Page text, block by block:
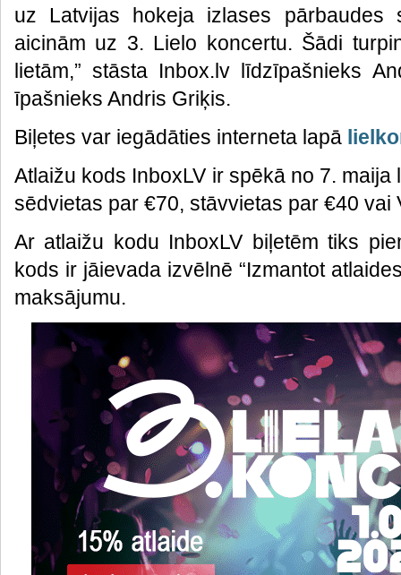
uz Latvijas hokeja izlases pārbaudes
aicinām uz 3. Lielo koncertu. Šādi
lietām,” stāsta Inbox.lv līdzīpašnieks
īpašnieks Andris Griķis.
Biļetes var iegādāties interneta lapā
Atlaižu kods InboxLV ir spēkā no 7.
sēdvietas par €70, stāvvietas par €40 vai
Ar atlaižu kodu InboxLV biļetēm tiks
kods ir jāievada izvēlnē “Izmantot
maksājumu.